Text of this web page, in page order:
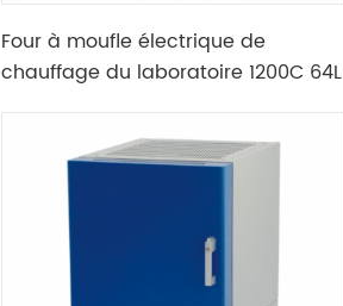
Four à moufle électrique de
chauffage du laboratoire 1200C 64L